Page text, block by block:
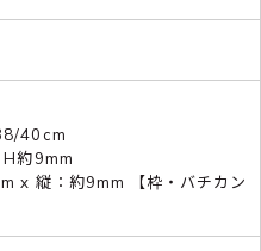
40cm
H約9mm
x 縦：約9mm 【枠・バチカン